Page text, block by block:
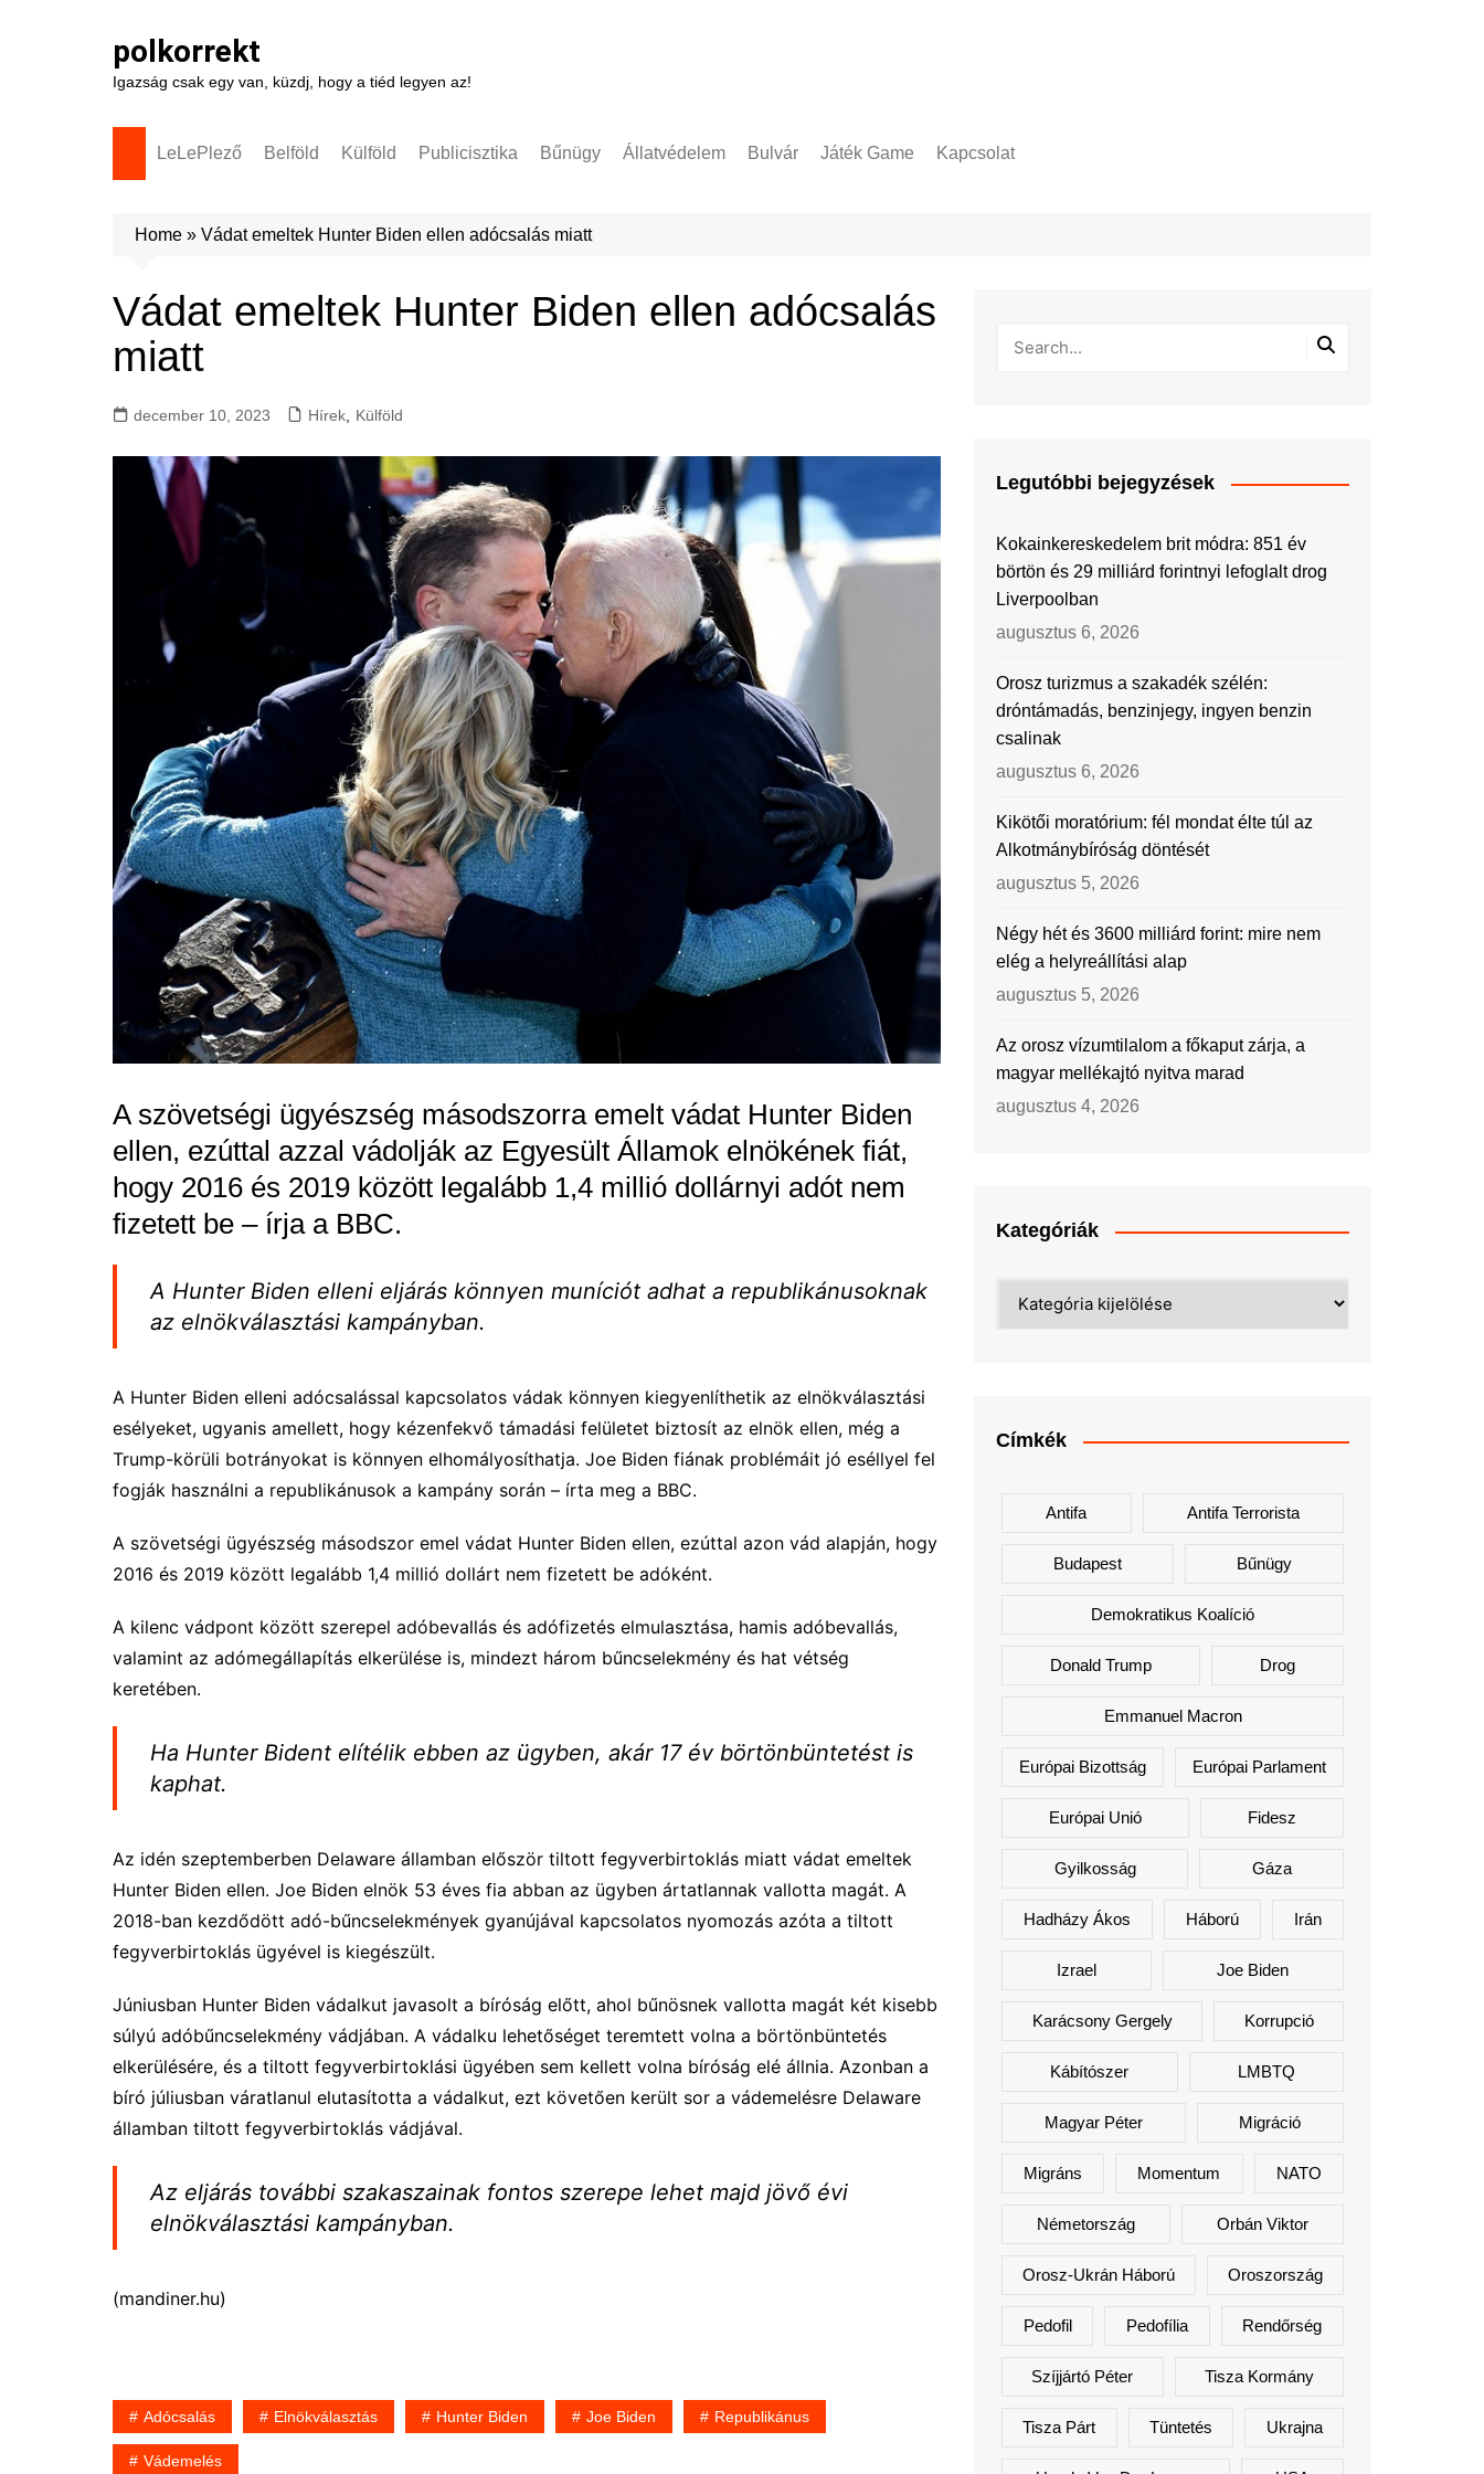
polkorrekt
Igazság csak egy van, küzdj, hogy a tiéd legyen az!
LeLePlező Belföld Külföld Publicisztika Bűnügy Állatvédelem Bulvár Játék Game Kapcsolat
Home » Vádat emeltek Hunter Biden ellen adócsalás miatt
Vádat emeltek Hunter Biden ellen adócsalás
miatt
december 10, 2023 Hírek Külföld
A szövetségi ügyészség másodszorra emelt vádat Hunter Biden
ellen, ezúttal azzal vádolják az Egyesült Államok elnökének fiát,
hogy 2016 és 2019 között legalább 1,4 millió dollárnyi adót nem
fizetett be – írja a BBC.
A Hunter Biden elleni eljárás könnyen muníciót adhat a republikánusoknak
az elnökválasztási kampányban.
A Hunter Biden elleni adócsalással kapcsolatos vádak könnyen kiegyenlíthetik az elnökválasztási
esélyeket, ugyanis amellett, hogy kézenfekvő támadási felületet biztosít az elnök ellen, még a
Trump-körüli botrányokat is könnyen elhomályosíthatja. Joe Biden fiának problémáit jó eséllyel fel
fogják használni a republikánusok a kampány során – írta meg a BBC.
A szövetségi ügyészség másodszor emel vádat Hunter Biden ellen, ezúttal azon vád alapján, hogy
2016 és 2019 között legalább 1,4 millió dollárt nem fizetett be adóként.
A kilenc vádpont között szerepel adóbevallás és adófizetés elmulasztása, hamis adóbevallás,
valamint az adómegállapítás elkerülése is, mindezt három bűncselekmény és hat vétség
keretében.
Ha Hunter Bident elítélik ebben az ügyben, akár 17 év börtönbüntetést is
kaphat.
Az idén szeptemberben Delaware államban először tiltott fegyverbirtoklás miatt vádat emeltek
Hunter Biden ellen. Joe Biden elnök 53 éves fia abban az ügyben ártatlannak vallotta magát. A
2018-ban kezdődött adó-bűncselekmények gyanújával kapcsolatos nyomozás azóta a tiltott
fegyverbirtoklás ügyével is kiegészült.
Júniusban Hunter Biden vádalkut javasolt a bíróság előtt, ahol bűnösnek vallotta magát két kisebb
súlyú adóbűncselekmény vádjában. A vádalku lehetőséget teremtett volna a börtönbüntetés
elkerülésére, és a tiltott fegyverbirtoklási ügyében sem kellett volna bíróság elé állnia. Azonban a
bíró júliusban váratlanul elutasította a vádalkut, ezt követően került sor a vádemelésre Delaware
államban tiltott fegyverbirtoklás vádjával.
Az eljárás további szakaszainak fontos szerepe lehet majd jövő évi
elnökválasztási kampányban.
(mandiner.hu)
Adócsalás Elnökválasztás Hunter Biden Joe Biden Republikánus
Vádemelés
Legutóbbi bejegyzések
Kokainkereskedelem brit módra: 851 év
börtön és 29 milliárd forintnyi lefoglalt drog
Liverpoolban
augusztus 6, 2026
Orosz turizmus a szakadék szélén:
dróntámadás, benzinjegy, ingyen benzin
csalinak
augusztus 6, 2026
Kikötői moratórium: fél mondat élte túl az
Alkotmánybíróság döntését
augusztus 5, 2026
Négy hét és 3600 milliárd forint: mire nem
elég a helyreállítási alap
augusztus 5, 2026
Az orosz vízumtilalom a főkaput zárja, a
magyar mellékajtó nyitva marad
augusztus 4, 2026
Kategóriák
Címkék
Antifa Antifa Terrorista
Budapest Bűnügy
Demokratikus Koalíció
Donald Trump Drog
Emmanuel Macron
Európai Bizottság Európai Parlament
Európai Unió Fidesz
Gyilkosság Gáza
Hadházy Ákos Háború Irán
Izrael Joe Biden
Karácsony Gergely Korrupció
Kábítószer LMBTQ
Magyar Péter Migráció
Migráns Momentum NATO
Németország Orbán Viktor
Orosz-Ukrán Háború Oroszország
Pedofil Pedofília Rendőrség
Szíjjártó Péter Tisza Kormány
Tisza Párt Tüntetés Ukrajna